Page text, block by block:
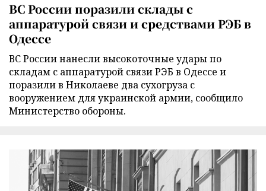
ВС России поразили склады с
аппаратурой связи и средствами РЭБ в
Одессе
ВС России нанесли высокоточные удары по
складам с аппаратурой связи РЭБ в Одессе и
поразили в Николаеве два сухогруза с
вооружением для украинской армии, сообщило
Министерство обороны.